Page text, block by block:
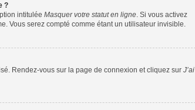
?
intitulée Masquer votre statut en ligne . Si vous activez
Vous serez compté comme étant un utilisateur invisible.
Rendez-vous sur la page de connexion et cliquez sur J’ai